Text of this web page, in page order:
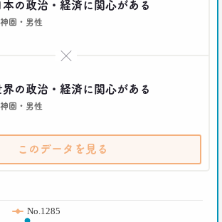
らおじさん」が調査で判明！
徴」を大分析
ストレンド 連載①--
研究員/コピーライター
プレイヤー･伊織もえさんに聞く 仮装とは
本の政治・経済に関心がある
圏・男性
界の政治・経済に関心がある
圏・男性
このデータを見る
No.1285